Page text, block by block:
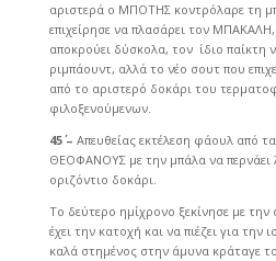
αριστερά ο ΜΠΟΤΗΣ κοντρόλαρε τη
επιχείρησε να πλασάρει τον
αποκρούει δύσκολα, τον ίδιο παίκτη
ριμπάουντ, αλλά το νέο σουτ που
από το αριστερό δοκάρι του
φιλοξενούμενων.
45΄ – Απευθείας εκτέλεση φάουλ από
ΘΕΟΦΑΝΟΥΣ με την μπάλα να περνάει
οριζόντιο δοκάρι.
Το δεύτερο ημίχρονο ξεκίνησε με
έχει την κατοχή και να πιέζει για
καλά στημένος στην άμυνα κράταγε